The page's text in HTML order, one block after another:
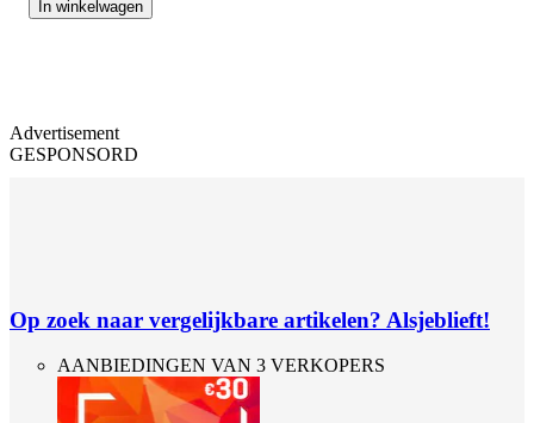
In winkelwagen
Advertisement
GESPONSORD
Op zoek naar vergelijkbare artikelen? Alsjeblieft!
AANBIEDINGEN VAN 3 VERKOPERS